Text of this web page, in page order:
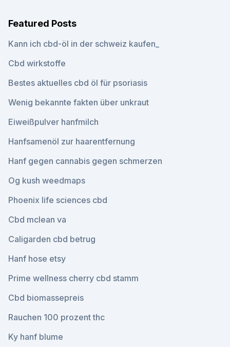
Featured Posts
Kann ich cbd-öl in der schweiz kaufen_
Cbd wirkstoffe
Bestes aktuelles cbd öl für psoriasis
Wenig bekannte fakten über unkraut
Eiweißpulver hanfmilch
Hanfsamenöl zur haarentfernung
Hanf gegen cannabis gegen schmerzen
Og kush weedmaps
Phoenix life sciences cbd
Cbd mclean va
Caligarden cbd betrug
Hanf hose etsy
Prime wellness cherry cbd stamm
Cbd biomassepreis
Rauchen 100 prozent thc
Ky hanf blume